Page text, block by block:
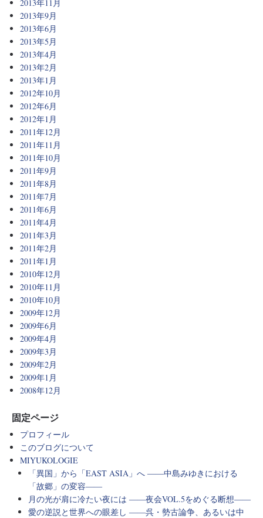
2013年11月
2013年9月
2013年6月
2013年5月
2013年4月
2013年2月
2013年1月
2012年10月
2012年6月
2012年1月
2011年12月
2011年11月
2011年10月
2011年9月
2011年8月
2011年7月
2011年6月
2011年4月
2011年3月
2011年2月
2011年1月
2010年12月
2010年11月
2010年10月
2009年12月
2009年6月
2009年4月
2009年3月
2009年2月
2009年1月
2008年12月
固定ページ
プロフィール
このブログについて
MIYUKOLOGIE
「異国」から「EAST ASIA」へ ――中島みゆきにおける
「故郷」の変容――
月の光が肩に冷たい夜には ――夜会VOL.5をめぐる断想――
愛の逆説と世界への眼差し ――呉・勢古論争、あるいは中